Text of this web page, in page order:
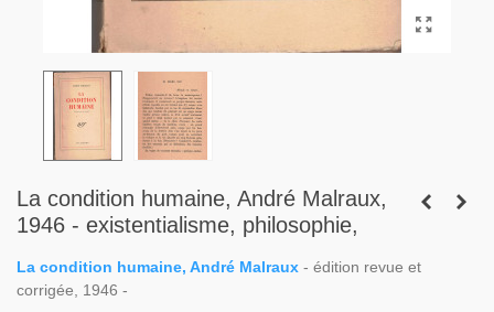
La condition humaine, André Malraux,
1946 - existentialisme, philosophie,
La condition humaine, André Malraux - édition revue et
corrigée, 1946 -